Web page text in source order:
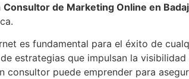
Consultor de Marketing Online en
es fundamental para el éxito de
estrategias que impulsan la
consultor puede emprender para